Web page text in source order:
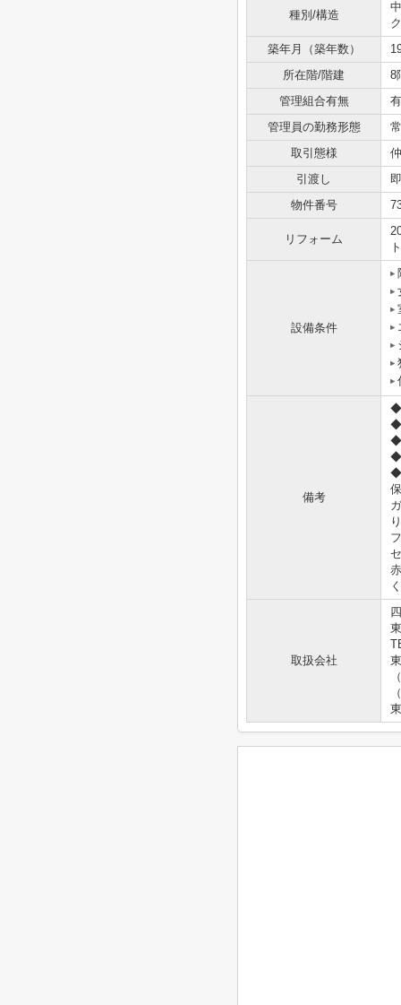
種別/構造
築年月（築年数）
所在階/階建
8
管理組合有無
有
管理員の勤務形態
取引態様
引渡し
物件番号
リフォーム
設備条件
備考
◆
◆
◆
◆
◆
取扱会社